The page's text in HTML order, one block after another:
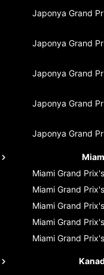
Japonya Grand
Japonya Grand
Japonya Grand
Japonya Grand
Japonya Grand
Miami Grand
Miami Grand
Miami Grand
Miami Grand
Miami Grand